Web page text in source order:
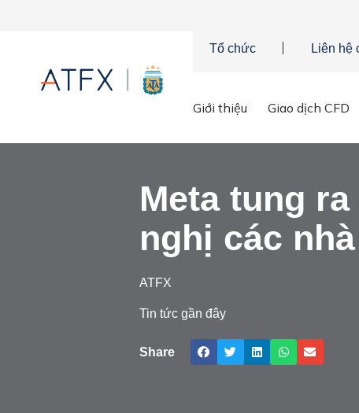
Tổ chức Liên hệ
Giới thiệu Giao dịch CFD
Phân tích thị trường
Meta tung
nghị các
ATFX
Tin tức gần đây
Share